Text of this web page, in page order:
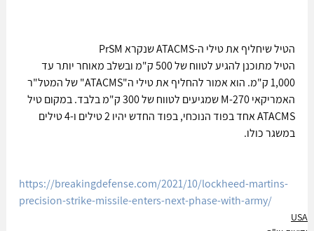
הטיל שיחליף את טילי ה-ATACMS שנקרא PrSM
הטיל מתוכנן להגיע לטווח של 500 ק"מ ובשלב מאוחר יותר עד
1,000 ק"מ. הוא אמור להחליף את טילי ה"ATACMS" של המטל"ר
האמריקאי M-270 שמגיעים לטווח של 300 ק"מ בלבד. במקום טיל
ATACMS אחד בפוד הנוכחי, בפוד החדש יהיו 2 טילים ו-4 טילים
במשגר כולו.
https://breakingdefense.com/2021/10/lockheed-martins-
precision-strike-missile-enters-next-phase-with-army/
USA